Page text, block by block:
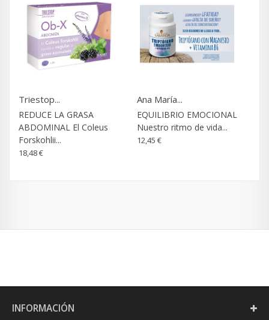
Triestop...
REDUCE LA GRASA
ABDOMINAL El Coleus
Forskohlii...
18,48 €
Ana María...
EQUILIBRIO EMOCIONAL
Nuestro ritmo de vida...
12,45 €
INFORMACIÓN